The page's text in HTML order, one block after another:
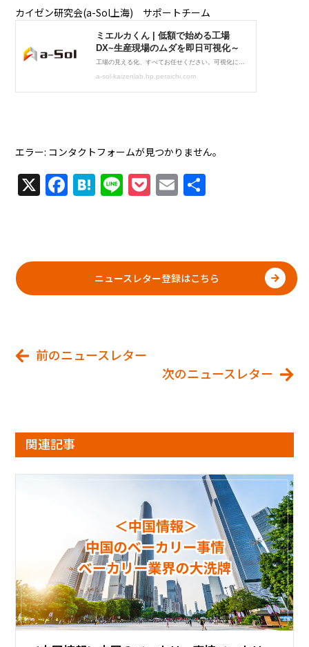
カイゼン研究会(a-Sol上海) サポートチーム
エラー: コンタクトフォームが見つかりません。
X Facebook
Hatena
LinePocket
Email
ニュースレター登録はこちら
前のニュースレター
次のニュースレター
関連記事